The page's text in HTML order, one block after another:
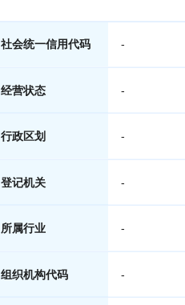
社会统一信用代码 -
经营状态 -
行政区划 -
登记机关 -
所属行业 -
组织机构代码 -